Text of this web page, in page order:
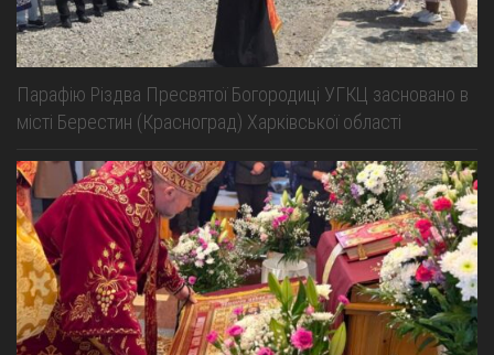
Парафію Різдва Пресвятої Богородиці УГКЦ засновано в
місті Берестин (Красноград) Харківської області